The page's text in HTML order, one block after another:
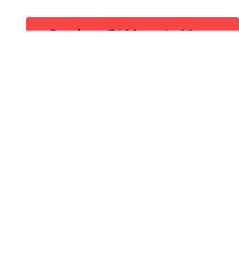
Catalogo Di Mano in Mano